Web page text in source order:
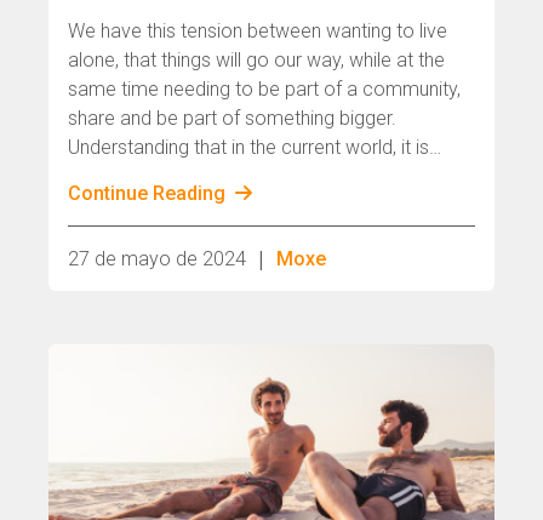
We have this tension between wanting to live
alone, that things will go our way, while at the
same time needing to be part of a community,
share and be part of something bigger.
Understanding that in the current world, it is
we get hurt by this animal called human. So, we
ask questions in the street, in school, machines
Continue Reading
27 de mayo de 2024 | Moxe